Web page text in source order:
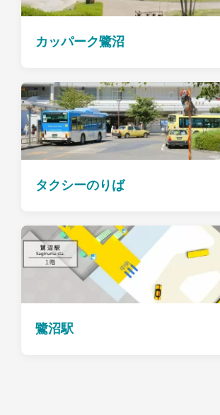
カッパーク鷺沼
タクシーのりば
鷺沼駅